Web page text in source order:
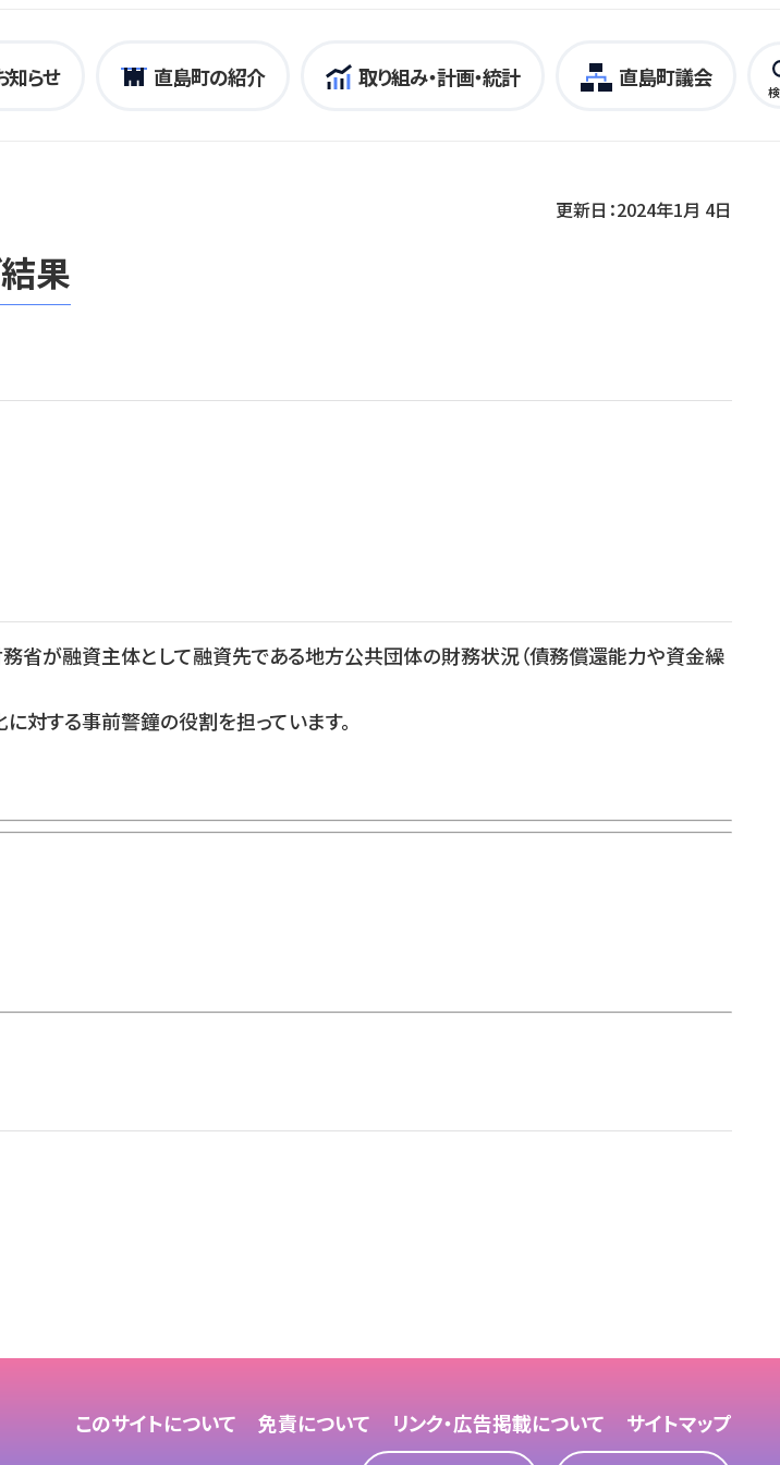
知らせ 直島町の紹介 取り組み・計画・統計 直島町議会
更新日：2024年1月 4日
果
省が融資主体として融資先である地方公共団体の財務状況（債務償還能力や資金繰
対する事前警鐘の役割を担っています。
このサイトについて 免責について リンク・広告掲載について サイトマップ